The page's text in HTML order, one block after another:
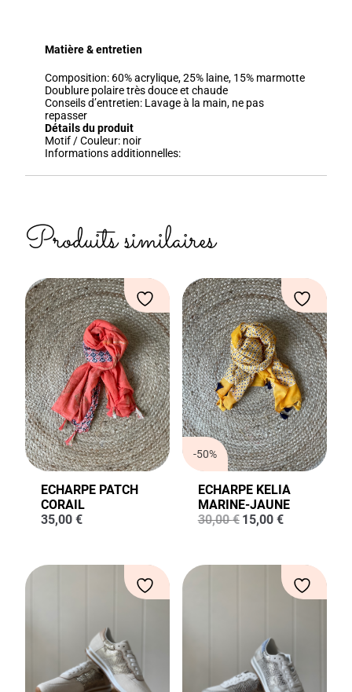
Matière & entretien
Composition: 60% acrylique, 25% laine, 15% marmotte
Doublure polaire très douce et chaude
Conseils d’entretien: Lavage à la main, ne pas
repasser
Détails du produit
Motif / Couleur: noir
Informations additionnelles:
Produits similaires
ECHARPE PATCH
CORAIL
35,00 €
-50%
ECHARPE KELIA
MARINE-JAUNE
30,00€ Le
était :
30,00 €.
15,00 €Le
est :
15,00 €.